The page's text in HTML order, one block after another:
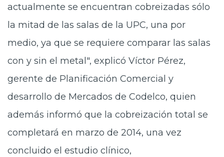
actualmente se encuentran cobreizadas sólo
la mitad de las salas de la UPC, una por
medio, ya que se requiere comparar las salas
con y sin el metal", explicó Víctor Pérez,
gerente de Planificación Comercial y
desarrollo de Mercados de Codelco, quien
además informó que la cobreización total se
completará en marzo de 2014, una vez
concluido el estudio clínico,